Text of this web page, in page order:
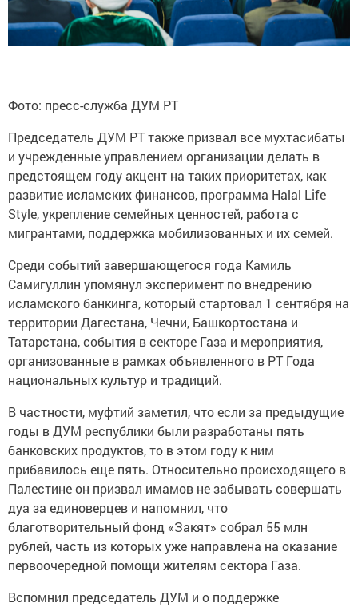
Фото: пресс-служба ДУМ РТ
Председатель ДУМ РТ также призвал все мухтасибаты
и учрежденные управлением организации делать в
предстоящем году акцент на таких приоритетах, как
развитие исламских финансов, программа Halal Life
Style, укрепление семейных ценностей, работа с
мигрантами, поддержка мобилизованных и их семей.
Среди событий завершающегося года Камиль
Самигуллин упомянул эксперимент по внедрению
исламского банкинга, который стартовал 1 сентября на
территории Дагестана, Чечни, Башкортостана и
Татарстана, события в секторе Газа и мероприятия,
организованные в рамках объявленного в РТ Года
национальных культур и традиций.
В частности, муфтий заметил, что если за предыдущие
годы в ДУМ республики были разработаны пять
банковских продуктов, то в этом году к ним
прибавилось еще пять. Относительно происходящего в
Палестине он призвал имамов не забывать совершать
дуа за единоверцев и напомнил, что
благотворительный фонд «Закят» собрал 55 млн
рублей, часть из которых уже направлена на оказание
первоочередной помощи жителям сектора Газа.
Вспомнил председатель ДУМ и о поддержке